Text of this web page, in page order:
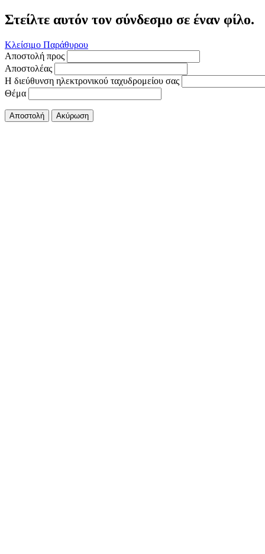
Στείλτε αυτόν τον σύνδεσμο σε έναν φίλο.
Κλείσιμο Παράθυρου
Αποστολή προς
Αποστολέας
Η διεύθυνση ηλεκτρονικού ταχυδρομείου σας
Θέμα
Αποστολή Ακύρωση